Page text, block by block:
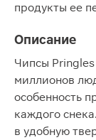
продукты ее
Описание
Чипсы Pringles
миллионов
особенность
каждого
в удобную